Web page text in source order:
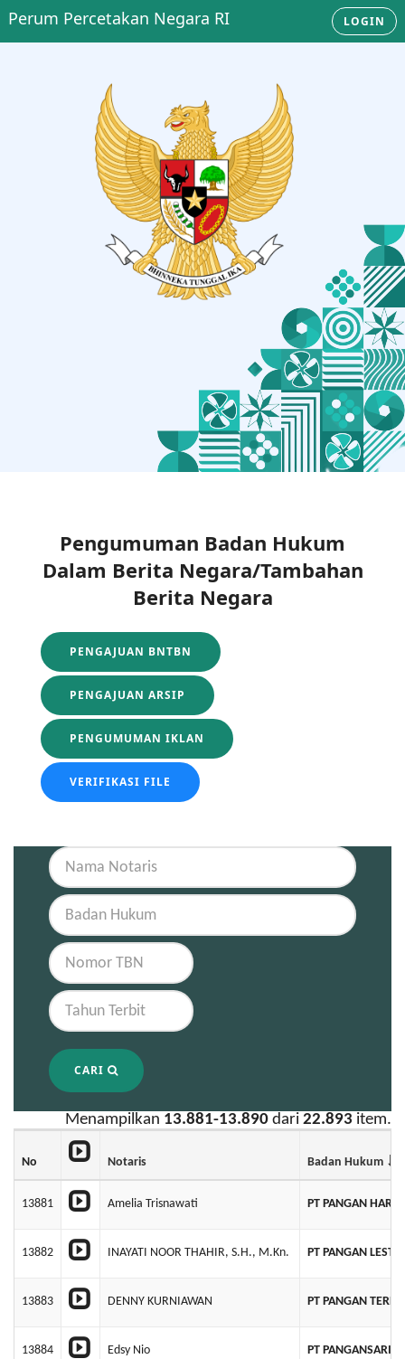
Perum Percetakan Negara RI LOGIN
Pengumuman Badan Hukum
Dalam Berita Negara/Tambahan
Berita Negara
PENGAJUAN BNTBN
PENGAJUAN ARSIP
PENGUMUMAN IKLAN
VERIFIKASI FILE
CARI
Menampilkan 13.881-13.890 dari 22.893 item.
No Notaris Badan Hukum
13881 Amelia Trisnawati PT PANGAN
13882 INAYATI NOOR THAHIR, S.H., M.Kn. PT PANGAN
13883 DENNY KURNIAWAN PT PANGAN
13884 Edsy Nio PT PANGANSARI